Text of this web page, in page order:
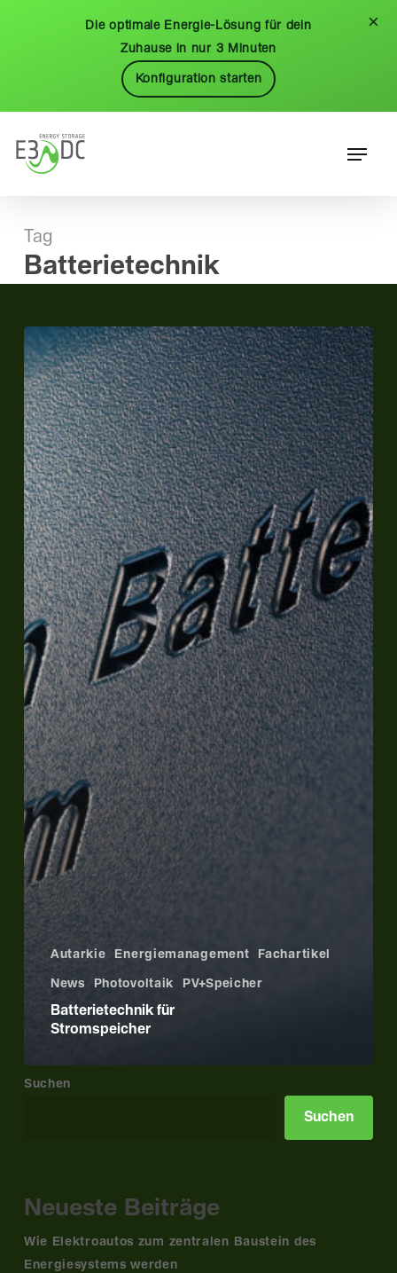
Die optimale Energie-Lösung für dein
Zuhause in nur 3 Minuten
Konfiguration starten
×
Tag
Batterietechnik
Batterietechnik
für
Stromspeicher
Autarkie Energiemanagement Fachartikel
News Photovoltaik PV+Speicher
Batterietechnik für
Stromspeicher
Suchen
Suchen
Neueste Beiträge
Wie Elektroautos zum zentralen Baustein des
Energiesystems werden